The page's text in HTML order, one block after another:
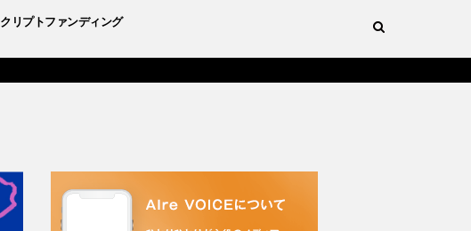
クリプトファンディング